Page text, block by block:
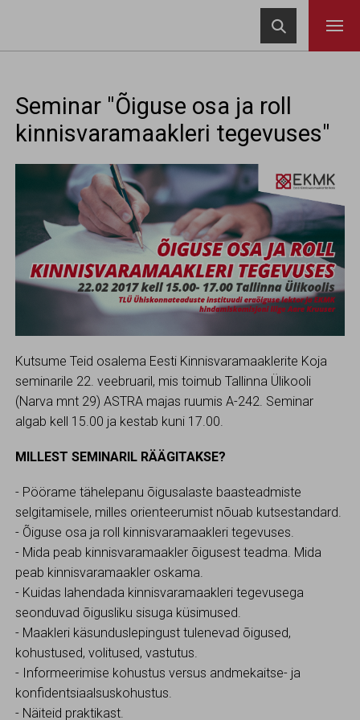

Seminar "Õiguse osa ja roll
kinnisvaramaakleri tegevuses"
Kutsume Teid osalema Eesti Kinnisvaramaaklerite Koja
seminarile 22. veebruaril, mis toimub Tallinna Ülikooli
(Narva mnt 29) ASTRA majas ruumis A-242. Seminar
algab kell 15.00 ja kestab kuni 17.00.
MILLEST SEMINARIL RÄÄGITAKSE?
- Pöörame tähelepanu õigusalaste baasteadmiste
selgitamisele, milles orienteerumist nõuab kutsestandard.
- Õiguse osa ja roll kinnisvaramaakleri tegevuses.
- Mida peab kinnisvaramaakler õigusest teadma. Mida
peab kinnisvaramaakler oskama.
- Kuidas lahendada kinnisvaramaakleri tegevusega
seonduvad õigusliku sisuga küsimused.
- Maakleri käsunduslepingust tulenevad õigused,
kohustused, volitused, vastutus.
- Informeerimise kohustus versus andmekaitse- ja
konfidentsiaalsuskohustus.
- Näiteid praktikast.